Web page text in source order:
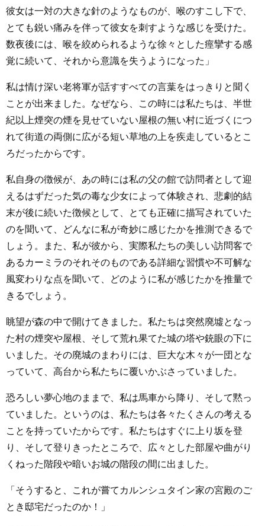
彼女は一対の大きな針のようなものが、喉のすこし下で、
とても鋭い痛みを伴って彼女を刺すような感じを受けた。
数夜後には、喉を絞められるような徐々とした痙攣する感
覚に続いて、それから意識を失うようになった」
私は情け深い老将軍が話すすべての言葉をはっきりと聞く
ことが出来ました。なぜなら、この時には私たちは、半世
紀以上煙突の煙を見せていない屋根の無い村に近づくにつ
れて街道の両側に広がる短い草地の上を疾走しているとこ
ろだったからです。
私自身の徴候が、あの時には私の父の館で訪問者として迎
えるはずだった気の毒な少女によって体験され、悲劇的結
末が後に続いた徴候として、とても正確に描写されていた
のを聞いて、どんなに私が奇妙に感じたかを推測できるで
しょう。また、私が彼から、実際私たちの美しい訪問客で
あるカーミラのそれそのものである詳細な習慣や不可解な
風変わりな点を聞いて、どのように私が感じたかを推量で
きるでしょう。
眺望が森の中で開けてきました。私たちは突然廃墟となっ
た村の煙突や屋根、そして荒れ果てた城の塔や銃眼の下に
いました。その廃城のまわりには、巨大な木々が一団とな
っていて、高台から私たちに覆いかぶさっていました。
恐ろしい夢心地のままで、私は馬車から降り、そして黙っ
ていました。というのは、私たちは各々たくさんの考える
ことを持っていたからです。私たちはすぐに上り坂を登
り、そして登りきったところで、広々とした部屋や曲がり
くねった階段や暗いお城の階段の間に出ました。
「そうすると、これが嘗てカルンシュタイン家の宮殿のご
とき邸宅だったのか！」